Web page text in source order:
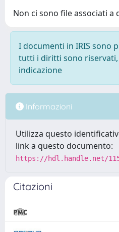
Non ci sono file associati
I documenti in IRIS sono
tutti i diritti sono riservati,
indicazione
Informazioni
Utilizza questo
link a questo documento:
https://hdl.handle.net/
Citazioni